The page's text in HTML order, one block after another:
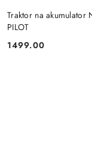
Traktor na
PILOT
Cena:
1499.00